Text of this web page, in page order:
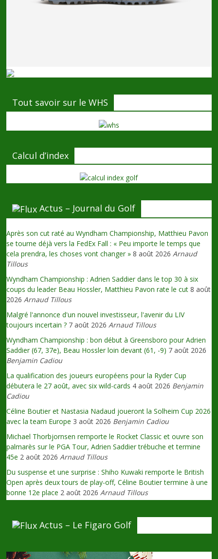
Tout savoir sur le WHS
Calcul d’index
Actus – Journal du Golf
Après son cut raté au Wyndham Championship, Matthieu Pavon
se tourne déjà vers la FedEx Fall : « Peu importe le temps que
cela prendra, les choses vont changer » 8 août 2026 Arnaud
Tillous
Wyndham Championship : Adrien Saddier dans le top 30 à six
coups du leader Beau Hossler, Matthieu Pavon rate le cut 8 août
2026 Arnaud Tillous
Malgré l'annonce d'un nouvel investisseur, l'avenir du LIV
toujours incertain ? 7 août 2026 Arnaud Tillous
Wyndham Championship : bon début à Greensboro pour Adrien
Saddier (67, 37e), Beau Hossler loin devant (61, -9) 7 août 2026
Benjamin Cadiou
La qualification des joueurs européens pour la Ryder Cup
débutera le 27 août, avec six wild-cards 4 août 2026 Benjamin
Cadiou
Céline Boutier et Nastasia Nadaud joueront la Solheim Cup 2026
avec la team Europe 3 août 2026 Benjamin Cadiou
Michael Thorbjornsen remporte le Rocket Classic et ouvre son
palmarès sur le PGA Tour, Adrien Saddier trébuche et termine
45e 2 août 2026 Arnaud Tillous
Du suspense et une surprise : Shiho Kuwaki remporte le British
Open après deux tours de play-off, Céline Boutier termine à une
bonne 12e place 2 août 2026 Arnaud Tillous
Actus – Le Figaro Golf